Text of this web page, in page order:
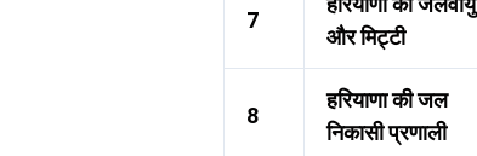
7
और मिट्टी
8
हरियाणा की जल
निकासी प्रणाली